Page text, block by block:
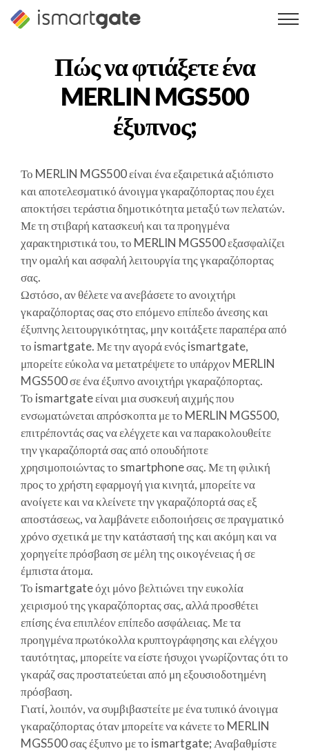
Μετάβαση
στο
Πώς να φτιάξετε ένα
MERLIN MGS500
έξυπνος;
Το MERLIN MGS500 είναι ένα εξαιρετικά αξιόπιστο
και αποτελεσματικό άνοιγμα γκαραζόπορτας που έχει
αποκτήσει τεράστια δημοτικότητα μεταξύ των πελατών.
Με τη στιβαρή κατασκευή και τα προηγμένα
χαρακτηριστικά του, το MERLIN MGS500 εξασφαλίζει
την ομαλή και ασφαλή λειτουργία της γκαραζόπορτας
σας.
Ωστόσο, αν θέλετε να ανεβάσετε το ανοιχτήρι
γκαραζόπορτας σας στο επόμενο επίπεδο άνεσης και
έξυπνης λειτουργικότητας, μην κοιτάξετε παραπέρα από
το ismartgate. Με την αγορά ενός ismartgate,
μπορείτε εύκολα να μετατρέψετε το υπάρχον MERLIN
MGS500 σε ένα έξυπνο ανοιχτήρι γκαραζόπορτας.
Το ismartgate είναι μια συσκευή αιχμής που
ενσωματώνεται απρόσκοπτα με το MERLIN MGS500,
επιτρέποντάς σας να ελέγχετε και να παρακολουθείτε
την γκαραζόπορτά σας από οπουδήποτε
χρησιμοποιώντας το smartphone σας. Με τη φιλική
προς το χρήστη εφαρμογή για κινητά, μπορείτε να
ανοίγετε και να κλείνετε την γκαραζόπορτά σας εξ
αποστάσεως, να λαμβάνετε ειδοποιήσεις σε πραγματικό
χρόνο σχετικά με την κατάστασή της και ακόμη και να
χορηγείτε πρόσβαση σε μέλη της οικογένειας ή σε
έμπιστα άτομα.
Το ismartgate όχι μόνο βελτιώνει την ευκολία
χειρισμού της γκαραζόπορτας σας, αλλά προσθέτει
επίσης ένα επιπλέον επίπεδο ασφάλειας. Με τα
προηγμένα πρωτόκολλα κρυπτογράφησης και ελέγχου
ταυτότητας, μπορείτε να είστε ήσυχοι γνωρίζοντας ότι το
γκαράζ σας προστατεύεται από μη εξουσιοδοτημένη
πρόσβαση.
Γιατί, λοιπόν, να συμβιβαστείτε με ένα τυπικό άνοιγμα
γκαραζόπορτας όταν μπορείτε να κάνετε το MERLIN
MGS500 σας έξυπνο με το ismartgate; Αναβαθμίστε